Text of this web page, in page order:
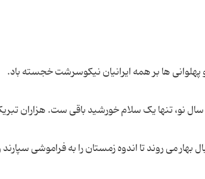
می روند تا اندوه زمستان را به فراموشی سپارند